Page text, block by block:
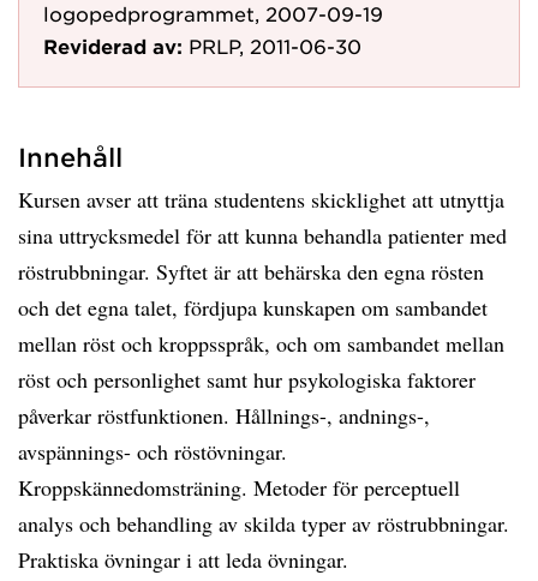
logopedprogrammet, 2007-09-19
Reviderad av: PRLP, 2011-06-30
Innehåll
Kursen avser att träna studentens skicklighet att utnyttja
sina uttrycksmedel för att kunna behandla patienter med
röstrubbningar. Syftet är att behärska den egna rösten
och det egna talet, fördjupa kunskapen om sambandet
mellan röst och kroppsspråk, och om sambandet mellan
röst och personlighet samt hur psykologiska faktorer
påverkar röstfunktionen. Hållnings-, andnings-,
avspännings- och röstövningar.
Kroppskännedomsträning. Metoder för perceptuell
analys och behandling av skilda typer av röstrubbningar.
Praktiska övningar i att leda övningar.